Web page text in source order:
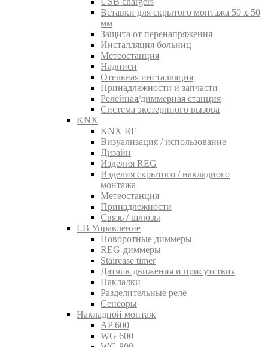
Вставки для скрытого монтажа 50 x 50
мм
Защита от перенапряжения
Инсталляция больниц
Метеостанция
Надписи
Отельная инсталляция
Принадлежности и запчасти
Релейная/диммерная станция
Система экстернного вызова
KNX
KNX RF
Визуализация / использование
Дизайн
Изделия REG
Изделия скрытого / накладного
монтажа
Метеостанция
Принадлежности
Связь / шлюзы
LB Управление
Поворотные диммеры
REG-диммеры
Staircase timer
Датчик движения и присутствия
Накладки
Разделительные реле
Сенсоры
Накладной монтаж
AP 600
WG 600